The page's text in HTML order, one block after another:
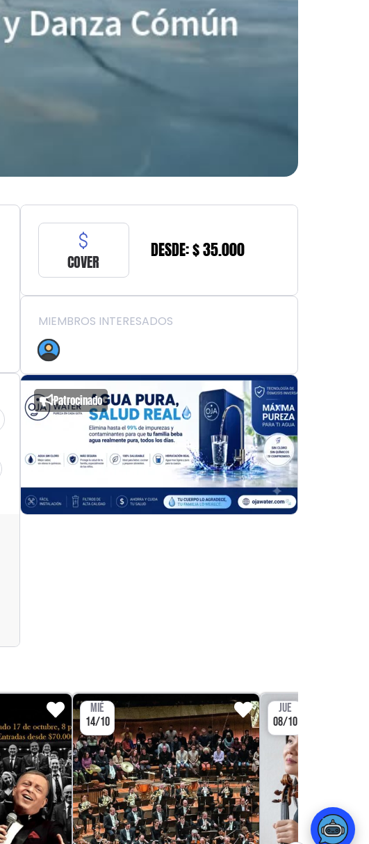
COVER
DESDE: $ 35.000
MIEMBROS INTERESADOS
Patrocinado
MIÉ
14/10
JUE
08/10